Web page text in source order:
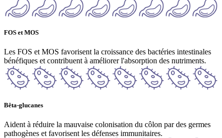
FOS et MOS
Les FOS et MOS favorisent la croissance des bactéries intestinales
bénéfiques et contribuent à améliorer l'absorption des nutriments.
Bêta-glucanes
Aident à réduire la mauvaise colonisation du côlon par des germes
pathogènes et favorisent les défenses immunitaires.